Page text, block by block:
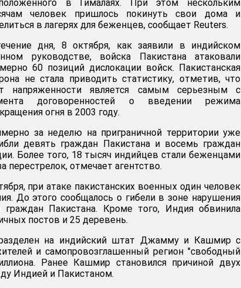
в Гималаях. При этом нескольким
человек пришлось покинуть свои дома и
в лагерях для беженцев, сообщает Reuters.
дня, 8 октября, как заявили в индийском
руководстве, войска Пакистана атаковали
60 позиций дислокации войск. Пакистанская
не стала приводить статистику, отметив, что
напряженности является самым серьезным с
договоренностей о введении режима
огня в 2003 году.
за неделю на приграничной территории уже
девять граждан Пакистана и восемь граждан
Более того, 18 тысяч индийцев стали беженцами
перестрелок, отмечает агентство.
при атаке пакистанских военных один человек
До этого сообщалось о гибели в зоне нарушения
Пакистана. Кроме того, Индия обвинила
постов и 25 деревень.
на индийский штат Джамму и Кашмир с
и самопровозглашенный регион "свободный
Ранее Кашмир становился причиной двух
Индией и Пакистаном.